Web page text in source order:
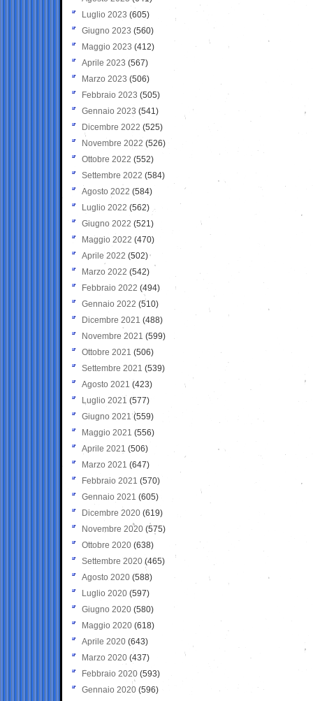
Luglio 2023 (605)
Giugno 2023 (560)
Maggio 2023 (412)
Aprile 2023 (567)
Marzo 2023 (506)
Febbraio 2023 (505)
Gennaio 2023 (541)
Dicembre 2022 (525)
Novembre 2022 (526)
Ottobre 2022 (552)
Settembre 2022 (584)
Agosto 2022 (584)
Luglio 2022 (562)
Giugno 2022 (521)
Maggio 2022 (470)
Aprile 2022 (502)
Marzo 2022 (542)
Febbraio 2022 (494)
Gennaio 2022 (510)
Dicembre 2021 (488)
Novembre 2021 (599)
Ottobre 2021 (506)
Settembre 2021 (539)
Agosto 2021 (423)
Luglio 2021 (577)
Giugno 2021(559)
Maggio 2021 (556)
Aprile 2021 (506)
Marzo 2021 (647)
Febbraio 2021 (570)
Gennaio 2021 (605)
Dicembre 2020 (619)
Novembre 2020 (575)
Ottobre 2020 (638)
Settembre 2020(465)
Agosto 2020 (588)
Luglio 2020 (597)
Giugno 2020 (580)
Maggio 2020 (618)
Aprile 2020 (643)
Marzo 2020 (437)
Febbraio 2020 (593)
Gennaio 2020 (596)